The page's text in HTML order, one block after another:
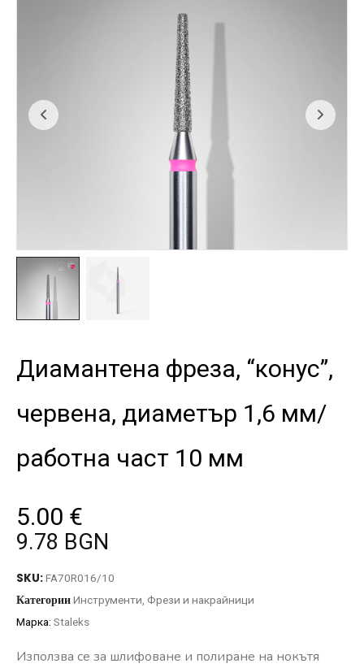
Диамантена фреза, “конус”,
червена, диаметър 1,6 мм/
работна част 10 мм
5.00 €
9.78 BGN
SKU:FA70R016/10
КатегорииИнструменти Фрези и накрайници
Марка: Staleks
Използва се за шлифоване и полиране на нокътя